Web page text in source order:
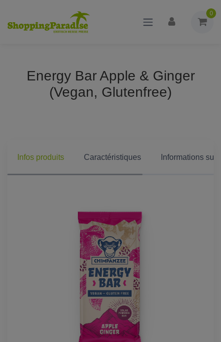
0
Energy Bar Apple & Ginger
(Vegan, Glutenfree)
Infos produits Caractéristiques Informations